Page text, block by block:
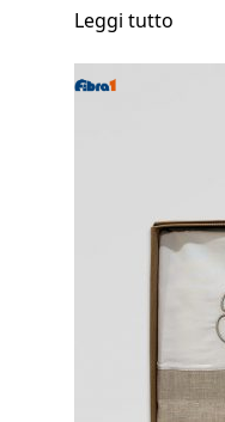
Leggi tutto